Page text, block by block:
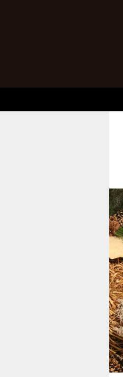
Wurmbergkeller im Ev.